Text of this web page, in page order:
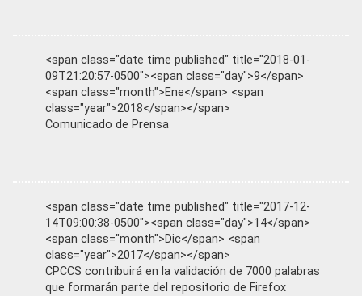
<span class="date time published" title="2018-01-
09T21:20:57-0500"><span class="day">9</span>
<span class="month">Ene</span> <span
class="year">2018</span></span>
Comunicado de Prensa
<span class="date time published" title="2017-12-
14T09:00:38-0500"><span class="day">14</span>
<span class="month">Dic</span> <span
class="year">2017</span></span>
CPCCS contribuirá en la validación de 7000 palabras
que formarán parte del repositorio de Firefox